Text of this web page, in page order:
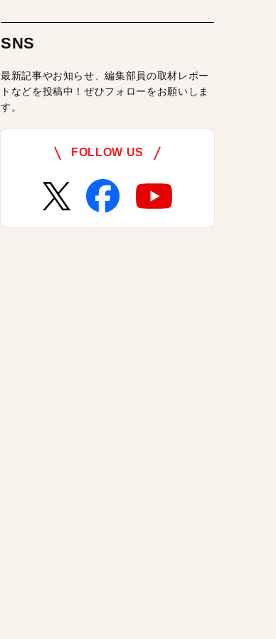
SNS
最新記事やお知らせ、編集部員の取材レポー
トなどを投稿中！ぜひフォローをお願いしま
す。
FOLLOW US